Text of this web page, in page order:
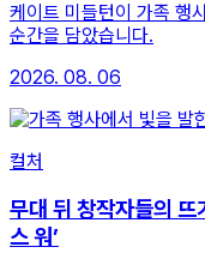
케이트 미들턴이 가족 행
순간을 담았습니다.
2026. 08. 06
컬처
무대 뒤 창작자들의 뜨
스 워’